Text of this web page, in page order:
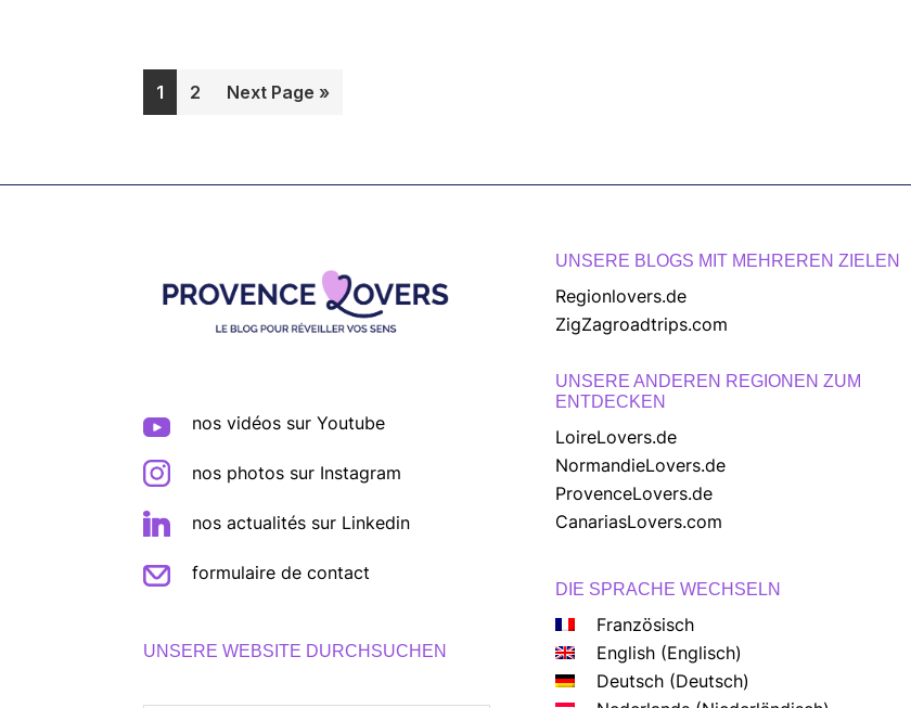
Page
1 Page
2
Go
Next Page »
nos vidéos sur Youtube
nos photos sur Instagram
nos actualités sur Linkedin
formulaire de contact
UNSERE WEBSITE DURCHSUCHEN
UNSERE BLOGS MIT MEHREREN ZIELEN
Regionlovers.de
ZigZagroadtrips.com
UNSERE ANDEREN REGIONEN ZUM
ENTDECKEN
LoireLovers.de
NormandieLovers.de
ProvenceLovers.de
CanariasLovers.com
DIE SPRACHE WECHSELN
Französisch
English (Englisch)
Deutsch (Deutsch)